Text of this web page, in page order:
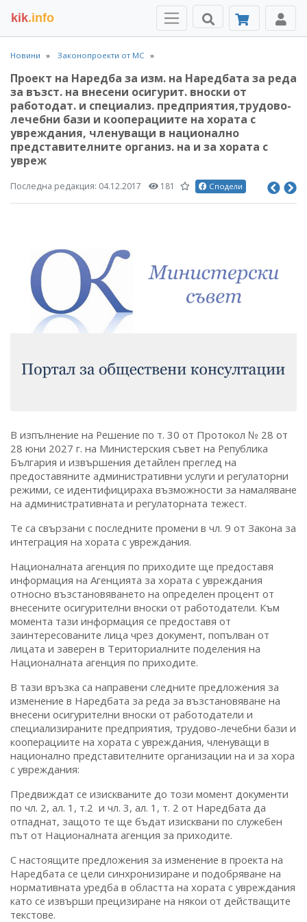
kik.info
Новини Законопроекти от МС
Проект на Наредба за изм. на Наредбата за реда
за възст. на внесени осигурит. вноски от
работодат. и специализ. предприятия,трудово-
лечебни бази и кооперациите на хората с
увреждания, членуващи в национално
представителните организ. на и за хората с
увреж
Последна редакция: 04.12.2017 181 Сподели
В изпълнение на Решение по т. 30 от Протокол № 28 от
28 юни 2027 г. на Министерския съвет на Република
България и извършения детайлен преглед на
предоставяните административни услуги и регулаторни
режими, се идентифицираха възможности за намаляване
на административната и регулаторната тежест.
Те са свързани с последните промени в чл. 9 от Закона за
интеграция на хората с увреждания.
Националната агенция по приходите ще предоставя
информация на Агенцията за хората с увреждания
относно възстановяването на определен процент от
внесените осигурителни вноски от работодатели. Към
момента тази информация се предоставя от
заинтересованите лица чрез документ, попълван от
лицата и заверен в Териториалните поделения на
Националната агенция по приходите.
В тази връзка са направени следните предложения за
изменение в Наредбата за реда за възстановяване на
внесени осигурителни вноски от работодатели и
специализираните предприятия, трудово-лечебни бази и
кооперациите на хората с увреждания, членуващи в
национално представителните организации на и за хора
с увреждания:
Предвиждат се изискваните до този момент документи
по чл. 2, ал. 1, т.2 и чл. 3, ал. 1, т. 2 от Наредбата да
отпаднат, защото те ще бъдат изисквани по служебен
път от Националната агенция за приходите.
С настоящите предложения за изменение в проекта на
Наредбата се цели синхронизиране и подобряване на
нормативната уредба в областта на хората с увреждания
като се извърши прецизиране на някои от действащите
текстове.